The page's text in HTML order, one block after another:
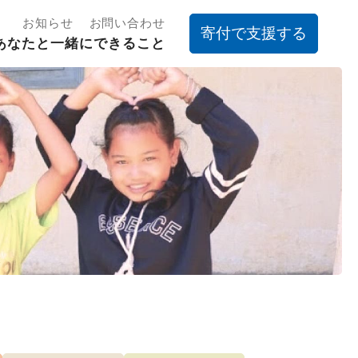
お知らせ お問い合わせ
なたと一緒にできること
寄付で支援する